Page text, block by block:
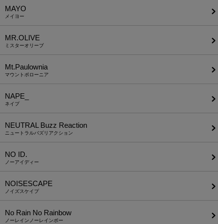
MAYO
メイヨー
MR.OLIVE
ミスターオリーブ
Mt.Paulownia
マウントポローニア
NAPE_
ネイプ
NEUTRAL Buzz Reaction
ニュートラルバズリアクション
NO ID.
ノーアイディー
NOISESCAPE
ノイズスケイプ
No Rain No Rainbow
ノーレインノーレインボー